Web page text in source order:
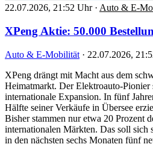
22.07.2026, 21:52 Uhr · Auto & E-
XPeng Aktie: 50.000
Auto & E-Mobilität · 22.07.2026,
XPeng drängt mit Macht aus dem
Heimatmarkt. Der Elektroauto-Pionier
internationale Expansion. In fünf
Hälfte seiner Verkäufe in Übersee
Bisher stammen nur etwa 20 Prozent
internationalen Märkten. Das soll sich
in den nächsten sechs Monaten fünf